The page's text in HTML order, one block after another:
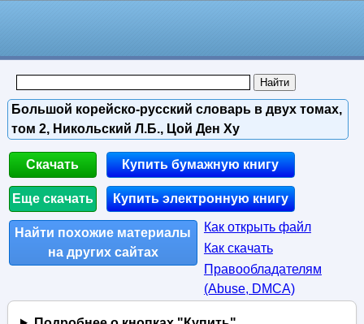
Большой корейско-русский словарь в двух томах,
том 2, Никольский Л.Б., Цой Ден Ху
Скачать
Еще скачать
Купить бумажную книгу
Купить электронную книгу
Найти похожие материалы
на других сайтах
Как открыть файл
Как скачать
Правообладателям
(Abuse, DMСA)